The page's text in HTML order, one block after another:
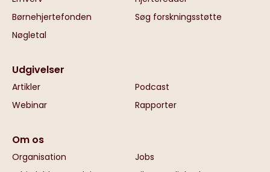
Børnehjertefonden
Søg forskningsstøtte
Nøgletal
Udgivelser
Artikler
Podcast
Webinar
Rapporter
Om os
Organisation
Jobs